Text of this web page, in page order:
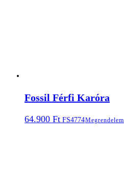
Fossil Férfi Karóra
64.900 Ft FS4774Megrendelem